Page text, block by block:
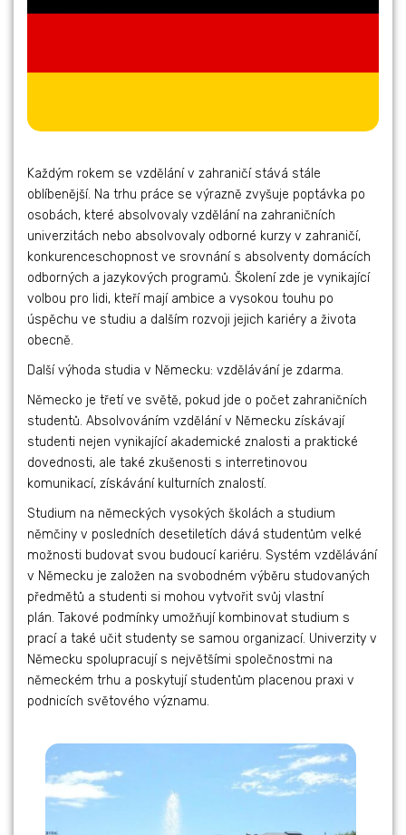
Každým rokem se vzdělání v zahraničí stává stále
oblíbenější. Na trhu práce se výrazně zvyšuje poptávka po
osobách, které absolvovaly vzdělání na zahraničních
univerzitách nebo absolvovaly odborné kurzy v zahraničí,
konkurenceschopnost ve srovnání s absolventy domácích
odborných a jazykových programů. Školení zde je vynikající
volbou pro lidi, kteří mají ambice a vysokou touhu po
úspěchu ve studiu a dalším rozvoji jejich kariéry a života
obecně.
Další výhoda studia v Německu: vzdělávání je zdarma.
Německo je třetí ve světě, pokud jde o počet zahraničních
studentů. Absolvováním vzdělání v Německu získávají
studenti nejen vynikající akademické znalosti a praktické
dovednosti, ale také zkušenosti s interretinovou
komunikací, získávání kulturních znalostí.
Studium na německých vysokých školách a studium
němčiny v posledních desetiletích dává studentům velké
možnosti budovat svou budoucí kariéru. Systém vzdělávání
v Německu je založen na svobodném výběru studovaných
předmětů a studenti si mohou vytvořit svůj vlastní
plán. Takové podmínky umožňují kombinovat studium s
prací a také učit studenty se samou organizací. Univerzity v
Německu spolupracují s největšími společnostmi na
německém trhu a poskytují studentům placenou praxi v
podnicích světového významu.